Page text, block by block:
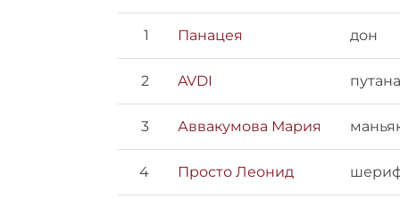
1 Панацея дон
2 AVDI путана
3 Аввакумова Мария
4 Просто Леонид